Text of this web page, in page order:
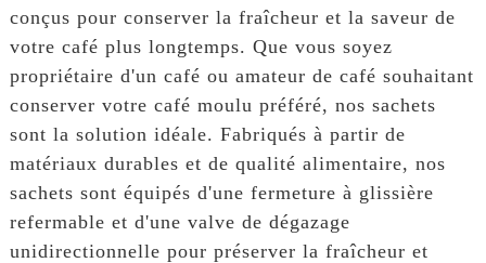
conçus pour conserver la fraîcheur et la saveur de
votre café plus longtemps. Que vous soyez
propriétaire d'un café ou amateur de café souhaitant
conserver votre café moulu préféré, nos sachets
sont la solution idéale. Fabriqués à partir de
matériaux durables et de qualité alimentaire, nos
sachets sont équipés d'une fermeture à glissière
refermable et d'une valve de dégazage
unidirectionnelle pour préserver la fraîcheur et